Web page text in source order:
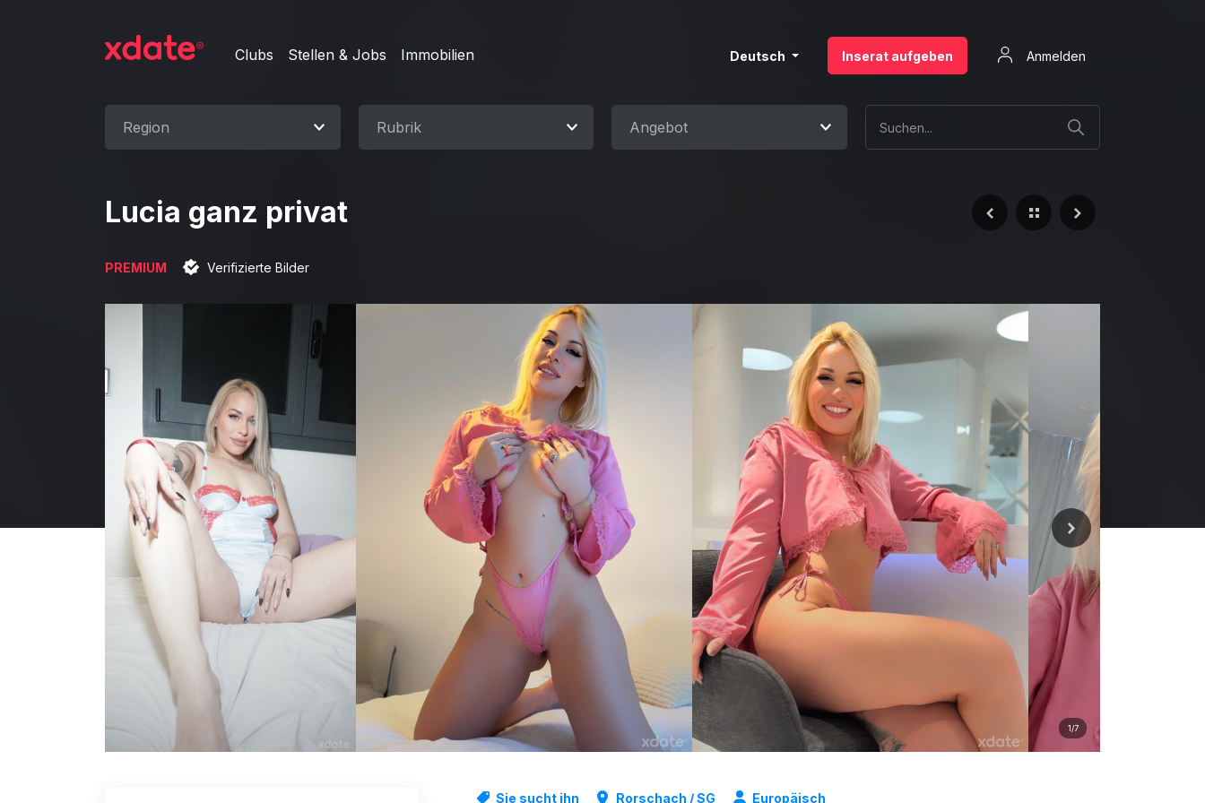
Clubs Stellen & Jobs Immobilien Deutsch Inserat aufgeben Anmelden
Region Rubrik Angebot
Lucia ganz privat
PREMIUM Verifizierte Bilder
1/7
Sie sucht ihn Rorschach / SG Europäisch